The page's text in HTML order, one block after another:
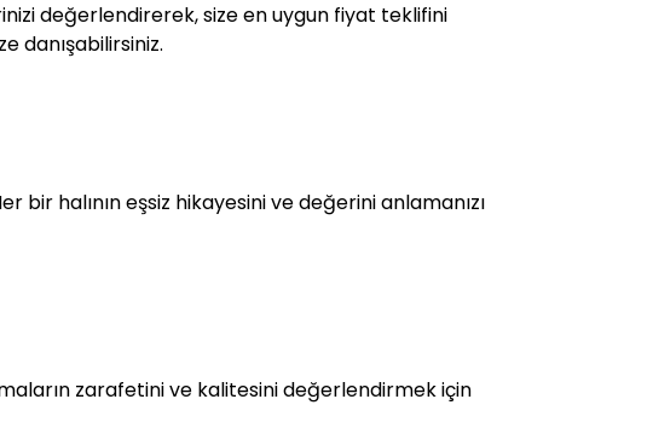
değerlendirerek, size en uygun fiyat teklifini
danışabilirsiniz.
bir halının eşsiz hikayesini ve değerini anlamanızı
zarafetini ve kalitesini değerlendirmek için